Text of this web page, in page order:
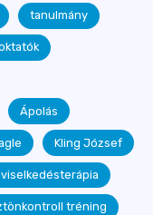
tanulmány
Ápolás
Kling József
viselkedésterápia
tréning